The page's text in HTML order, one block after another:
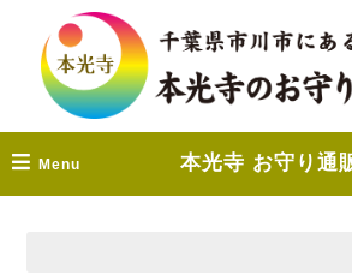
Menu 本光寺 お守り通